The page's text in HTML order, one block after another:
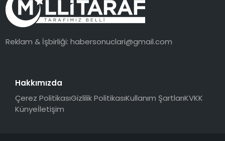
Reklam & İşbirliği:habersonuclari@gmail.com
Hakkımızda
Çerez PolitikasıGizlilik PolitikasıKullanım ŞartlarıKVKK
Künyeİletişim